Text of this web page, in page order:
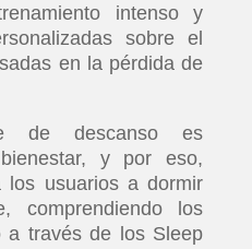
intenso y
sobre el
en la pérdida de
de descanso es
y por eso,
los usuarios a dormir
comprendiendo los
a través de los Sleep